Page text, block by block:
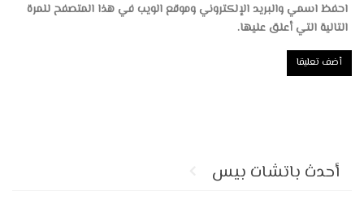
احفظ اسمي والبريد الإلكتروني وموقع الويب في هذا المتصفح للمرة
التالية التي أعلق عليها.
أحدث باتشات بيس